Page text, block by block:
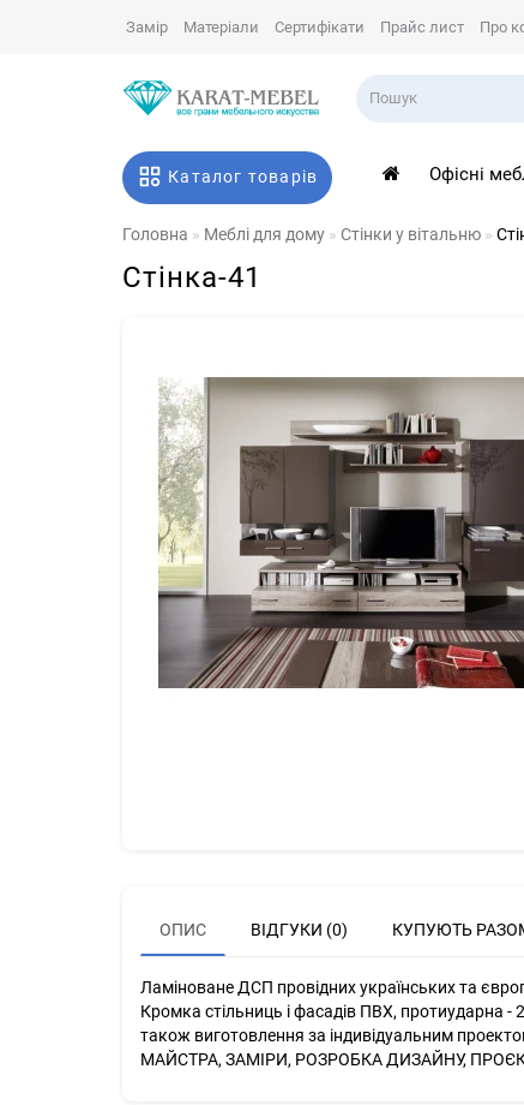
Замір Матеріали Сертифікати Прайс лист Про
Каталог товарів Офісні
Головна Меблі для дому Стінки у вітальню
Стінка-41
ОПИС ВІДГУКИ (0) КУПУЮТЬ
Ламіноване ДСП провідних українських та
Кромка стільниць і фасадів ПВХ, протиударна -
також виготовлення за індивідуальним
МАЙСТРА, ЗАМІРИ, РОЗРОБКА ДИЗАЙНУ,